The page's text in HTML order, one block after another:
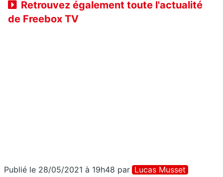
Retrouvez également toute l'actualité
de Freebox TV
Publié le 28/05/2021 à 19h48 par Lucas Musset